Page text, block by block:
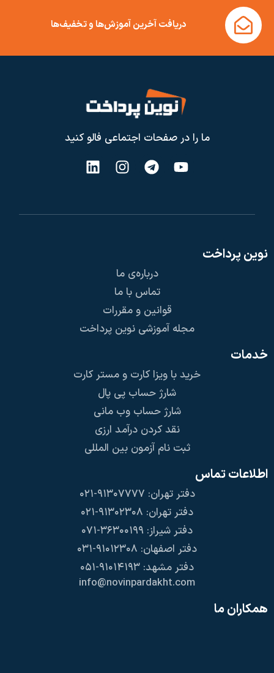
دریافت آخرین آموزش‌ها و تخفیف‌ها
ما را در صفحات اجتماعی فالو کنید
نوین پرداخت
درباره‌ی ما
تماس با ما
قوانین و مقررات
مجله آموزشی نوین پرداخت
خدمات
خرید با ویزا کارت و مستر کارت
شارژ حساب پی پال
شارژ حساب وب مانی
نقد کردن درآمد ارزی
ثبت نام آزمون بین المللی
اطلاعات تماس
دفتر تهران: ۹۱۳۰۷۷۷۷-۰۲۱
دفتر تهران: ۹۱۳۰۲۳۰۸-۰۲۱
دفتر شیراز: ۳۶۳۰۰۱۹۹-۰۷۱
دفتر اصفهان: ۹۱۰۱۲۳۰۸-۰۳۱
دفتر مشهد: ۹۱۰۱۴۱۹۳-۰۵۱
info@novinpardakht.com
همکاران ما